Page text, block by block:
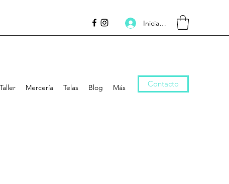
Iniciar sesión
Taller Mercería Telas Blog Más Contacto